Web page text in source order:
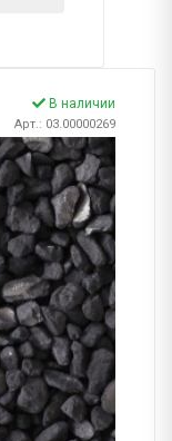
В наличии
Арт.: 03.00000269